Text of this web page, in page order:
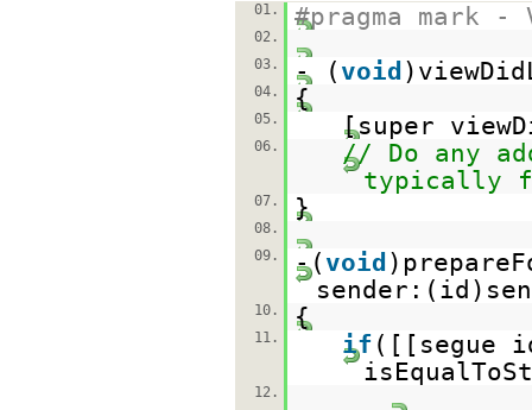
01. #pragma mark
02.
03.
- ( void
04. {
05. [super
06.
// Do any
typically
07. }
08.
09.
-( void
10. {
11. if ([[segue
12.